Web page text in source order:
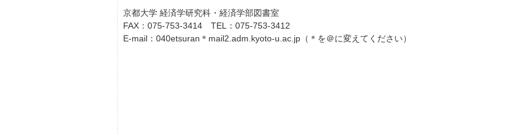
京都大学 経済学研究科・経済学部図書室
FAX：075-753-3414 TEL：075-753-3412
E-mail：040etsuran＊mail2.adm.kyoto-u.ac.jp（＊を＠に変えてください）